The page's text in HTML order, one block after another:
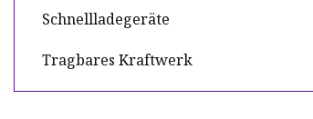
Schnellladegeräte
Tragbares Kraftwerk